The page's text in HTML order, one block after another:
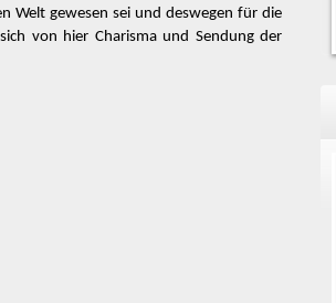
Welt gewesen sei und deswegen für die
von hier Charisma und Sendung der